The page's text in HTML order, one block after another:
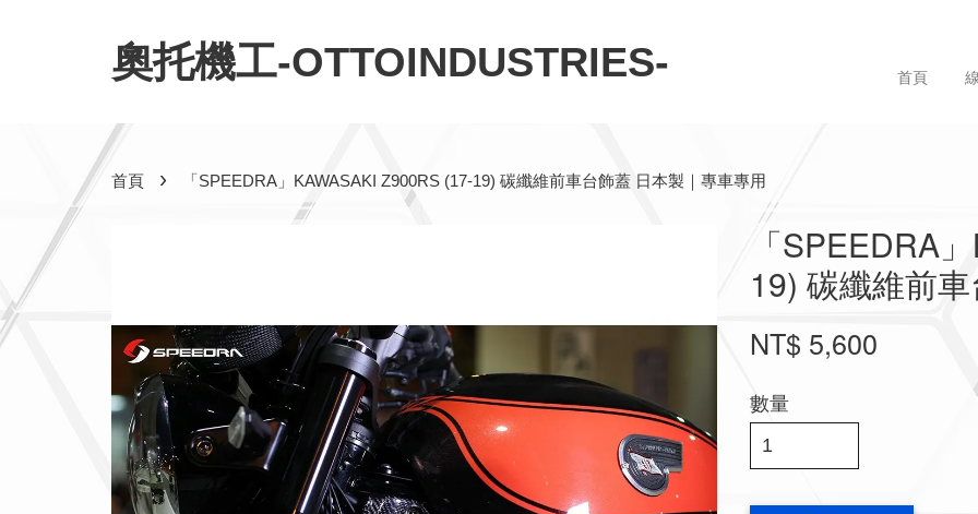
奧托機工-OTTOINDUSTRIES- 首頁
首頁 › 「SPEEDRA」KAWASAKI Z900RS (17-19) 碳纖維前車台飾蓋 日本製｜專車專用
「SPEEDRA
19) 碳纖維前
NT$ 5,600
數量